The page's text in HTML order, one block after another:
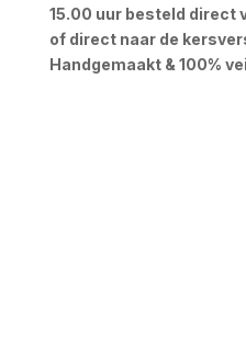
15.00 uur besteld direct
of direct naar de
Handgemaakt & 100%